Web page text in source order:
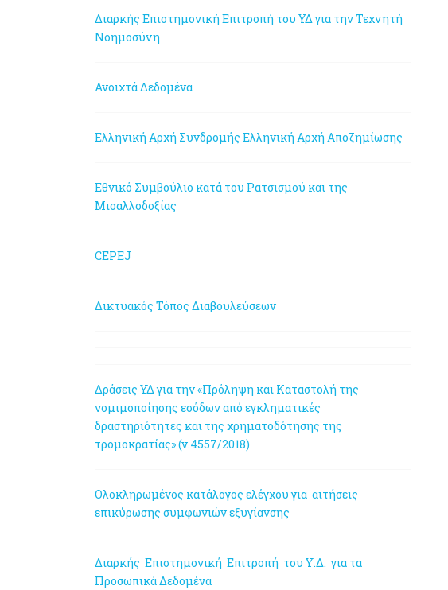
Διαρκής Επιστημονική Επιτροπή του ΥΔ για την Τεχνητή
Νοημοσύνη
Ανοιχτά Δεδομένα
Ελληνική Αρχή Συνδρομής Ελληνική Αρχή Αποζημίωσης
Εθνικό Συμβούλιο κατά του Ρατσισμού και της
Μισαλλοδοξίας
CEPEJ
Δικτυακός Τόπος Διαβουλεύσεων
Δράσεις ΥΔ για την «Πρόληψη και Καταστολή της
νομιμοποίησης εσόδων από εγκληματικές
δραστηριότητες και της χρηματοδότησης της
τρομοκρατίας» (ν.4557/2018)
Ολοκληρωμένος κατάλογος ελέγχου για αιτήσεις
επικύρωσης συμφωνιών εξυγίανσης
Διαρκής Επιστημονική Επιτροπή του Υ.Δ. για τα
Προσωπικά Δεδομένα